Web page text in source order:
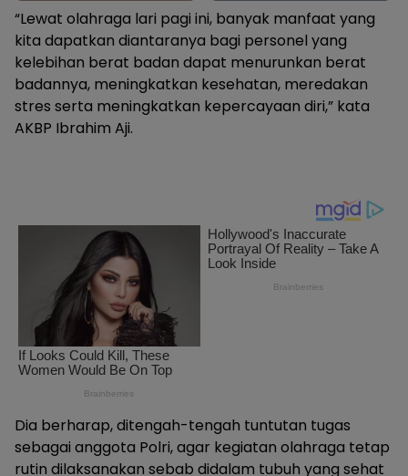
“Lewat olahraga lari pagi ini, banyak manfaat yang
kita dapatkan diantaranya bagi personel yang
kelebihan berat badan dapat menurunkan berat
badannya, meningkatkan kesehatan, meredakan
stres serta meningkatkan kepercayaan diri,” kata
AKBP Ibrahim Aji.
Dia berharap, ditengah-tengah tuntutan tugas
sebagai anggota Polri, agar kegiatan olahraga tetap
rutin dilaksanakan sebab didalam tubuh yang sehat